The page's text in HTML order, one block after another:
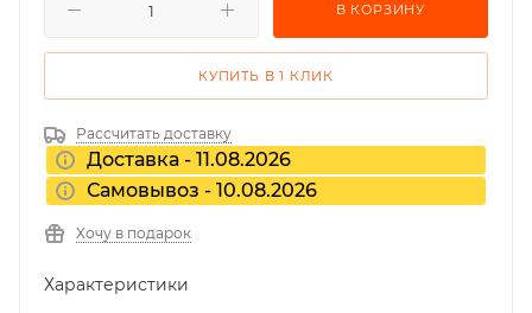
В КОРЗИНУ
КУПИТЬ В 1 КЛИК
Рассчитать доставку
Доставка - 11.08.2026
Самовывоз - 10.08.2026
Хочу в подарок
Характеристики